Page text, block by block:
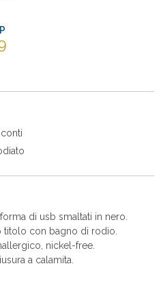
di usb smaltati in nero.
con bagno di rodio.
nickel-free.
a calamita.